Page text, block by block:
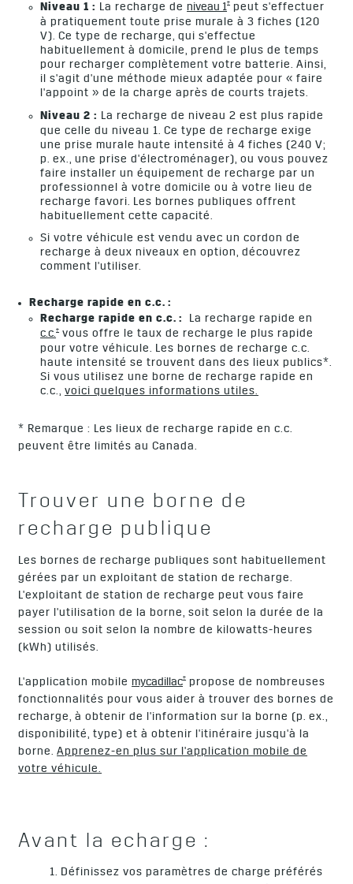
Niveau 1 : La recharge deniveau 1†
peut s'effectuer
à pratiquement toute prise murale à 3 fiches (120
V). Ce type de recharge, qui s'effectue
habituellement à domicile, prend le plus de temps
pour recharger complètement votre batterie. Ainsi,
il s'agit d'une méthode mieux adaptée pour « faire
l'appoint » de la charge après de courts trajets.
Niveau 2 : La recharge de niveau 2 est plus rapide
que celle du niveau 1. Ce type de recharge exige
une prise murale haute intensité à 4 fiches (240 V;
p. ex., une prise d'électroménager), ou vous pouvez
faire installer un équipement de recharge par un
professionnel à votre domicile ou à votre lieu de
recharge favori. Les bornes publiques offrent
habituellement cette capacité.
Si votre véhicule est vendu avec un cordon de
recharge à deux niveaux en option, découvrez
comment l'utiliser.
Recharge rapide en c.c. :
Recharge rapide en c.c. :
La recharge rapide en
c.c.†
vous offre le taux de recharge le plus rapide
pour votre véhicule. Les bornes de recharge c.c.
haute intensité se trouvent dans des lieux publics*.
Si vous utilisez une borne de recharge rapide en
c.c.,voici quelques informations utiles.
* Remarque : Les lieux de recharge rapide en c.c.
peuvent être limités au Canada.
Trouver une borne de
recharge publique
Les bornes de recharge publiques sont habituellement
gérées par un exploitant de station de recharge.
L'exploitant de station de recharge peut vous faire
payer l'utilisation de la borne, soit selon la durée de la
session ou soit selon la nombre de kilowatts-heures
(kWh) utilisés.
L'application mobilemycadillac†
propose de nombreuses
fonctionnalités pour vous aider à trouver des bornes de
recharge, à obtenir de l'information sur la borne (p. ex.,
disponibilité, type) et à obtenir l'itinéraire jusqu'à la
borne.Apprenez-en plus sur l'application mobile de
votre véhicule.
Avant la echarge :
1. Définissez vos paramètres de charge préférés